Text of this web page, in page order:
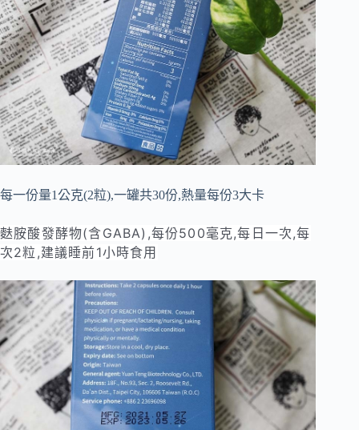
每一份量1公克(2粒),一罐共30份,熱量每份3大卡
麩胺酸發酵物(含GABA),每份500毫克,每日一次,每
次2粒,建議睡前1小時食用